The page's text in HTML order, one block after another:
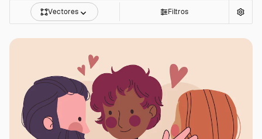
Vectores Filtros